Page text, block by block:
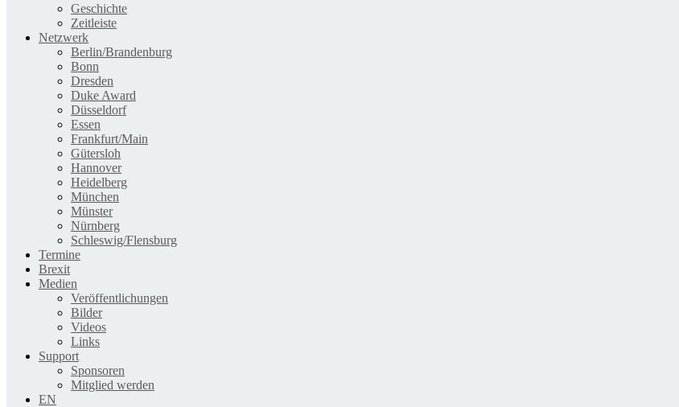
Geschichte
Zeitleiste
Netzwerk
Berlin/Brandenburg
Bonn
Dresden
Duke Award
Düsseldorf
Essen
Frankfurt/Main
Gütersloh
Hannover
Heidelberg
München
Münster
Nürnberg
Schleswig/Flensburg
Termine
Brexit
Medien
Veröffentlichungen
Bilder
Videos
Links
Support
Sponsoren
Mitglied werden
EN